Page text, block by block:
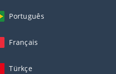
Português
Français
Türkçe